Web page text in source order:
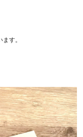
す。